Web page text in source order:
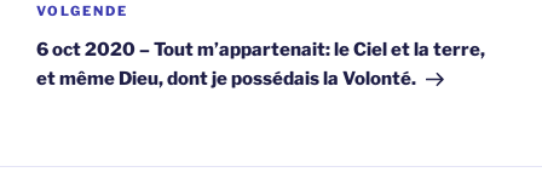
Volgend
bericht
VOLGENDE
6 oct 2020 – Tout m’appartenait: le Ciel et la terre,
et même Dieu, dont je possédais la Volonté.